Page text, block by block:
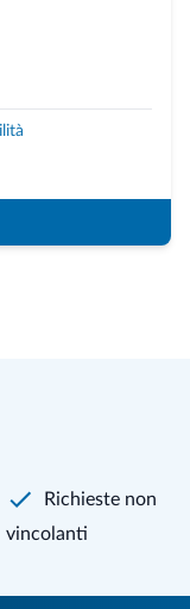
Richieste non
vincolanti